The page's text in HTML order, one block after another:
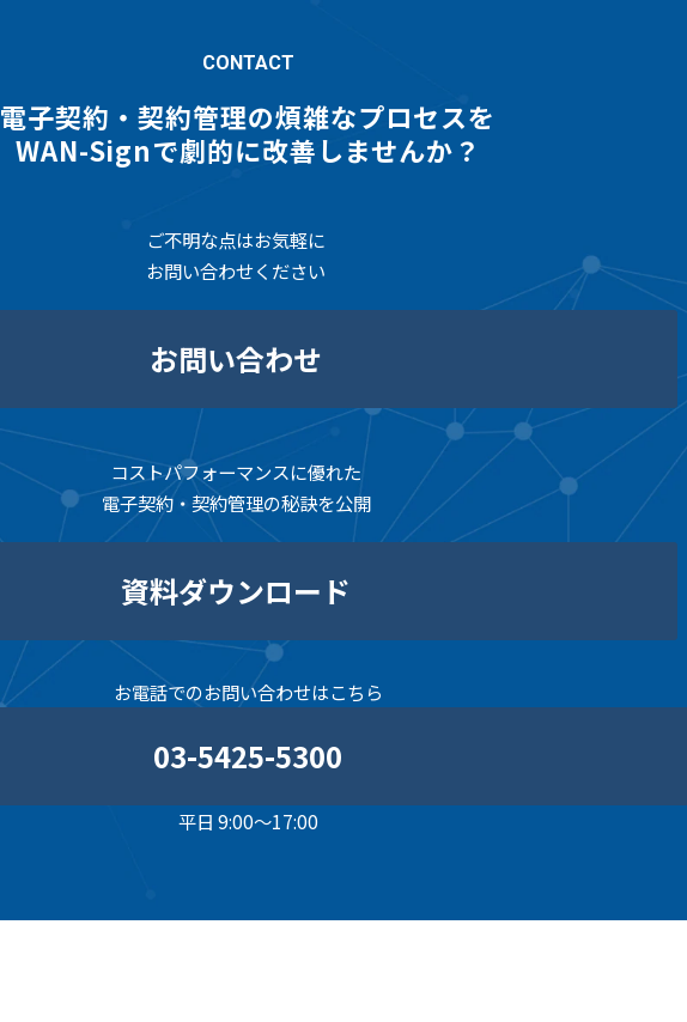
CONTACT
電子契約・契約管理の煩雑なプロセスを
WAN-Signで劇的に改善しませんか？
ご不明な点はお気軽に
お問い合わせください
お問い合わせ
コストパフォーマンスに優れた
電子契約・契約管理の秘訣を公開
資料ダウンロード
お電話でのお問い合わせはこちら
03-5425-5300
平日 9:00～17:00